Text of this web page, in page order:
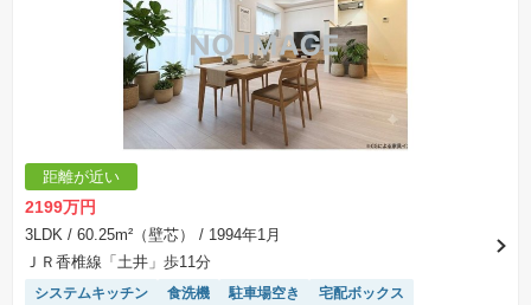
距離が近い
2199万円
3LDK / 60.25m²（壁芯）
/ 1994年1月
ＪＲ香椎線「土井」歩11分
システムキッチン 食洗機 駐車場空き
宅配ボックス